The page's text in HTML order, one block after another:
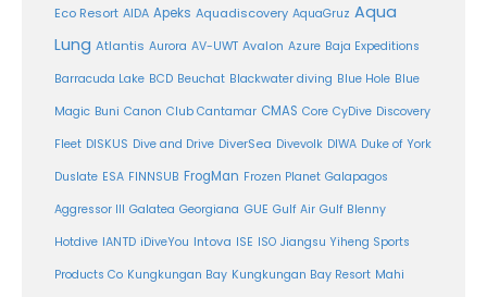
Eco Resort AIDA Apeks Aquadiscovery AquaGruz Aqua
Lung Atlantis Aurora AV-UWT Avalon Azure Baja Expeditions
Barracuda Lake BCD Beuchat Blackwater diving Blue Hole Blue
Magic Buni Canon Club Cantamar CMAS Core CyDive Discovery
Fleet DISKUS Dive and Drive DiverSea Divevolk DIWA Duke of York
Duslate ESA FINNSUB FrogMan Frozen Planet Galapagos
Aggressor III Galatea Georgiana GUE Gulf Air Gulf Blenny
Hotdive IANTD iDiveYou Intova ISE ISO Jiangsu Yiheng Sports
Products Co Kungkungan Bay Kungkungan Bay Resort Mahi